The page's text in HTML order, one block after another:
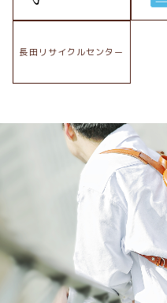
長田リサイクルセンター